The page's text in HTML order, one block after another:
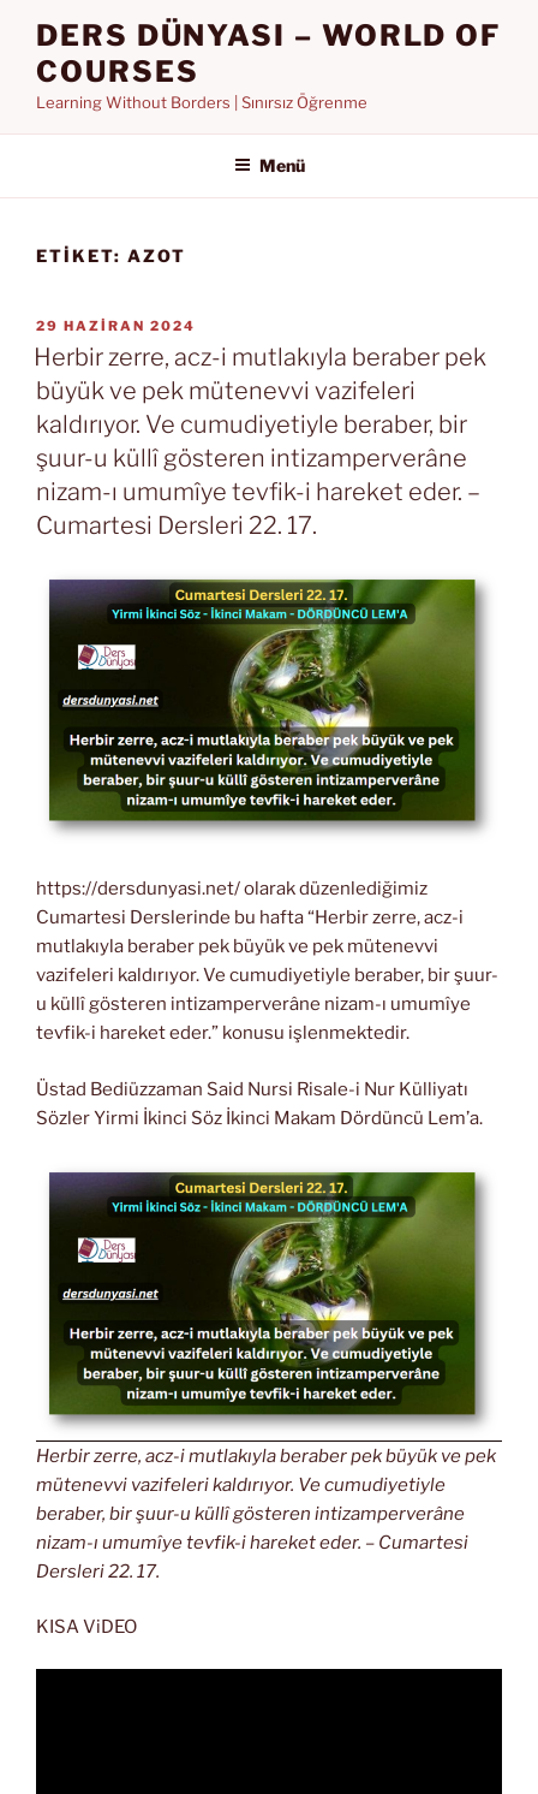
DERS DÜNYASI – WORLD OF
COURSES
Learning Without Borders | Sınırsız Öğrenme
Menü
ETIKET: AZOT
YAYIM
TARIHI
29 HAZIRAN 2024
Herbir zerre, acz-i mutlakıyla beraber pek
büyük ve pek mütenevvi vazifeleri
kaldırıyor. Ve cumudiyetiyle beraber, bir
şuur-u küllî gösteren intizamperverâne
nizam-ı umumîye tevfik-i hareket eder. –
Cumartesi Dersleri 22. 17.
https://dersdunyasi.net/ olarak düzenlediğimiz
Cumartesi Derslerinde bu hafta “Herbir zerre, acz-i
mutlakıyla beraber pek büyük ve pek mütenevvi
vazifeleri kaldırıyor. Ve cumudiyetiyle beraber, bir şuur-
u küllî gösteren intizamperverâne nizam-ı umumîye
tevfik-i hareket eder.” konusu işlenmektedir.
Üstad Bediüzzaman Said Nursi Risale-i Nur Külliyatı
Sözler Yirmi İkinci Söz İkinci Makam Dördüncü Lem’a.
Herbir zerre, acz-i mutlakıyla beraber pek büyük ve pek
mütenevvi vazifeleri kaldırıyor. Ve cumudiyetiyle
beraber, bir şuur-u küllî gösteren intizamperverâne
nizam-ı umumîye tevfik-i hareket eder. – Cumartesi
Dersleri 22. 17.
KISA ViDEO